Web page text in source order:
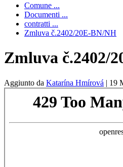
Comune ...
Documenti ...
contratti ...
Zmluva č.2402/20E-BN/NH
Zmluva č.2402/
Aggiunto da Katarína Hmírová | 19